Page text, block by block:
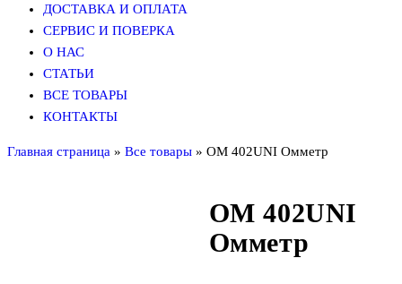
ДОСТАВКА И ОПЛАТА
СЕРВИС И ПОВЕРКА
О НАС
СТАТЬИ
ВСЕ ТОВАРЫ
КОНТАКТЫ
Главная страница » Все товары » OM 402UNI Омметр
OM 402UNI
Омметр